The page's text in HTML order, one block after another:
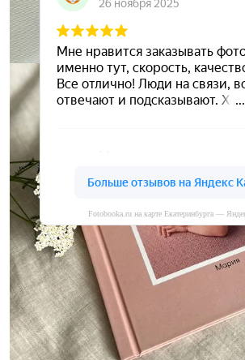
Fotobooka.ru на карте Екатеринбурга —
Сохраните ваши
А мы вам в этом